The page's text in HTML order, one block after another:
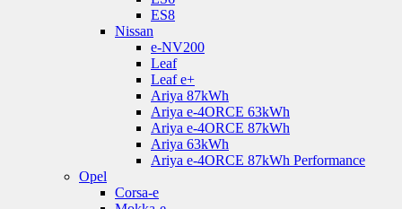
ES8
Nissan
e-NV200
Leaf
Leaf e+
Ariya 87kWh
Ariya e-4ORCE 63kWh
Ariya e-4ORCE 87kWh
Ariya 63kWh
Ariya e-4ORCE 87kWh Performance
Opel
Corsa-e